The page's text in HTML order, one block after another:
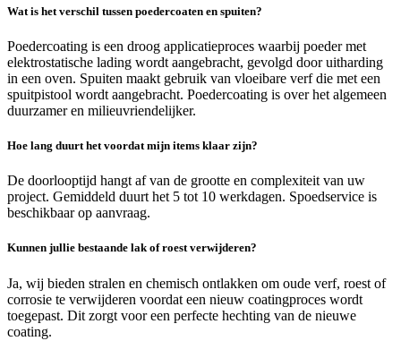
Wat is het verschil tussen poedercoaten en spuiten?
Poedercoating is een droog applicatieproces waarbij poeder met
elektrostatische lading wordt aangebracht, gevolgd door uitharding
in een oven. Spuiten maakt gebruik van vloeibare verf die met een
spuitpistool wordt aangebracht. Poedercoating is over het algemeen
duurzamer en milieuvriendelijker.
Hoe lang duurt het voordat mijn items klaar zijn?
De doorlooptijd hangt af van de grootte en complexiteit van uw
project. Gemiddeld duurt het 5 tot 10 werkdagen. Spoedservice is
beschikbaar op aanvraag.
Kunnen jullie bestaande lak of roest verwijderen?
Ja, wij bieden stralen en chemisch ontlakken om oude verf, roest of
corrosie te verwijderen voordat een nieuw coatingproces wordt
toegepast. Dit zorgt voor een perfecte hechting van de nieuwe
coating.